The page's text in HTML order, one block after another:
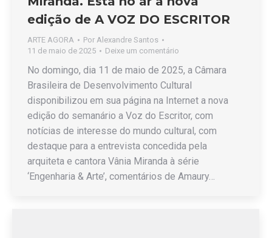
edição de A VOZ DO ESCRITOR
ARTE AGORA Por Alexandre Santos
11 de maio de 2025
Deixe um comentário
No domingo, dia 11 de maio de 2025, a Câmara
Brasileira de Desenvolvimento Cultural
disponibilizou em sua página na Internet a nova
edição do semanário a Voz do Escritor, com
notícias de interesse do mundo cultural, com
destaque para a entrevista concedida pela
arquiteta e cantora Vânia Miranda à série
‘Engenharia & Arte’, comentários de Amaury…